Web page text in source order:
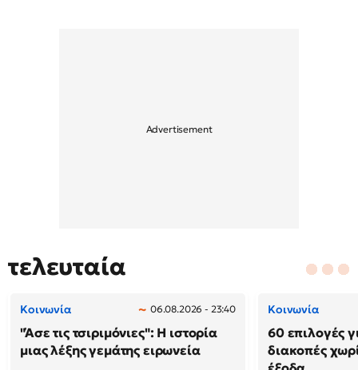
τελευταία
Κοινωνία 06.08.2026 - 23:40
"Άσε τις τσιριμόνιες": Η ιστορία
μιας λέξης γεμάτης ειρωνεία
Κοινωνία
60 επιλογές
διακοπές